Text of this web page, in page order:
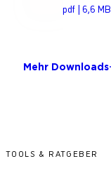
pdf | 6,6 MB
Mehr Downloads
TOOLS & RATGEBER